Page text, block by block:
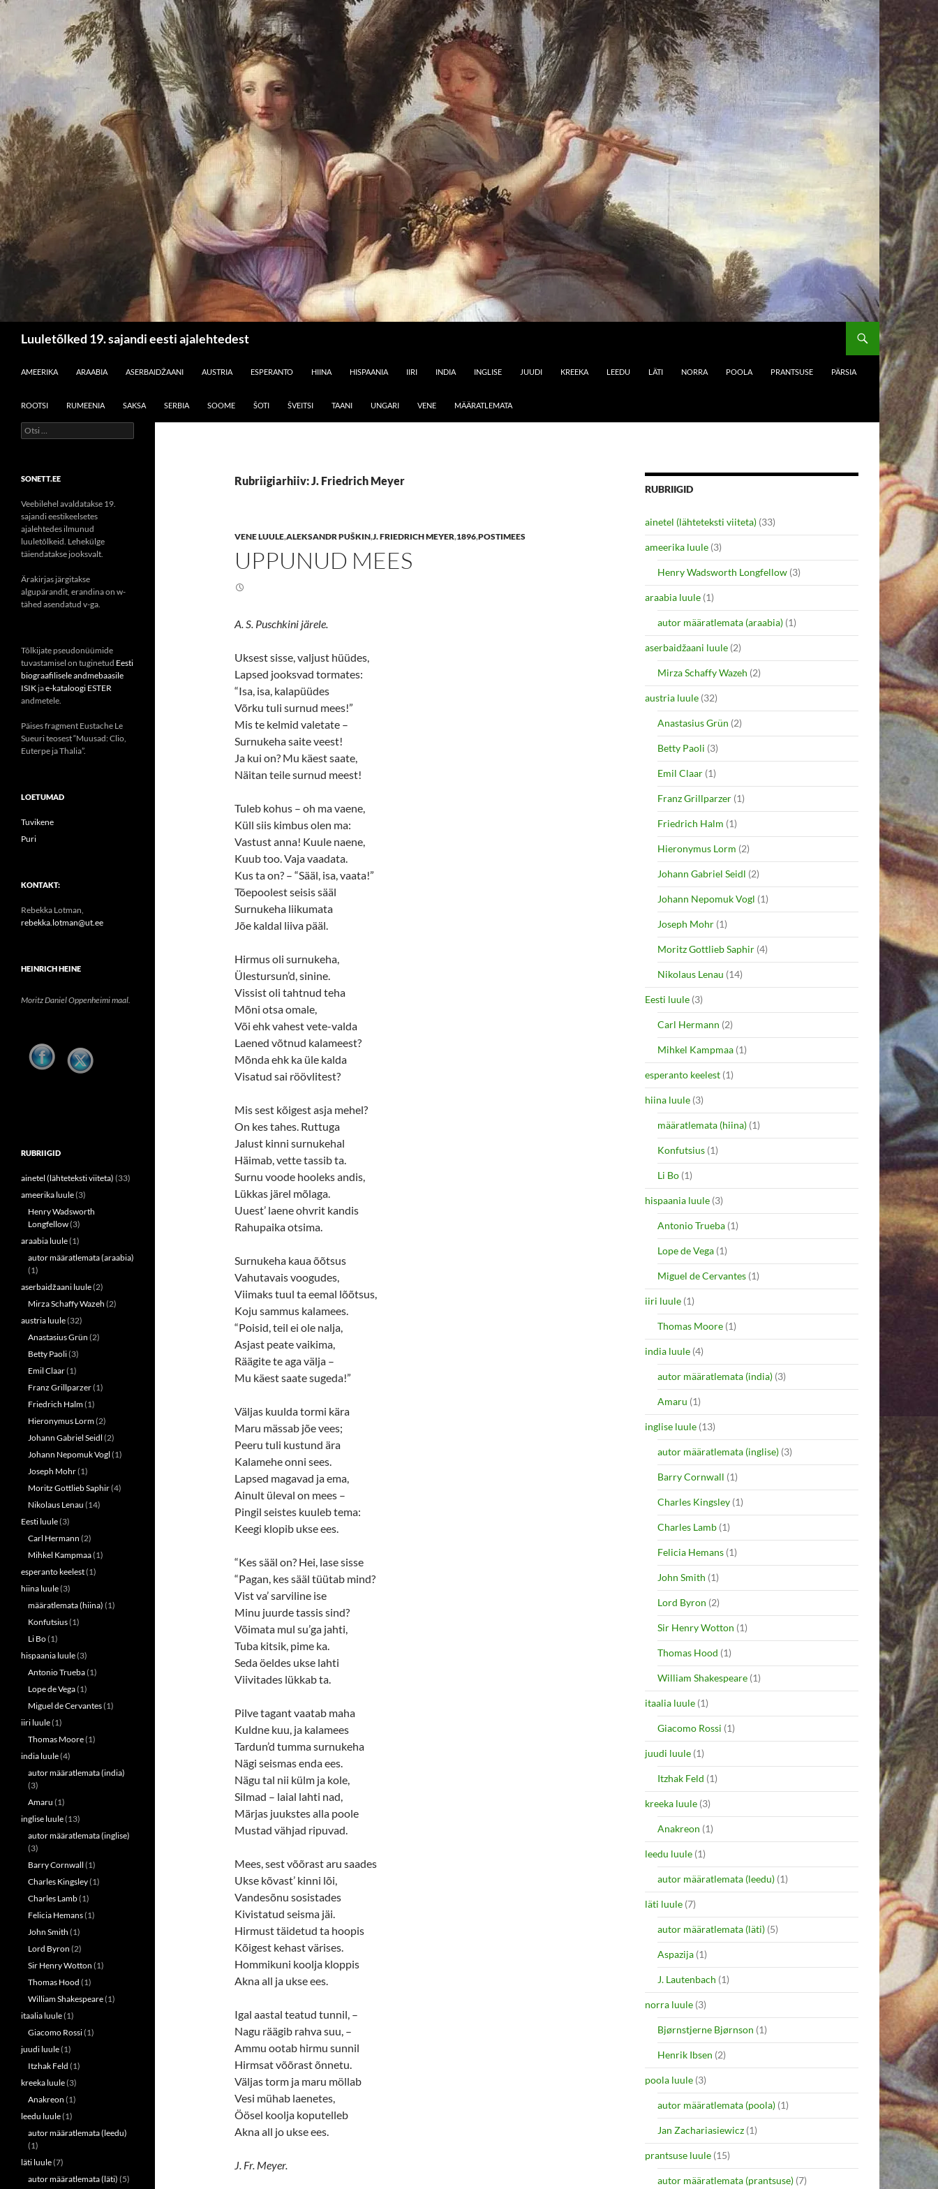
Luuletõlked 19. sajandi eesti ajalehtedest
AMEERIKA
ARAABIA ASERBAIDŽAANI AUSTRIA ESPERANTO HIINA HISPAANIA IIRI INDIA INGLISE JUUDI KREEKA LEEDU LÄTI NORRA POOLA PRANTSUSE PÄRSIA
ROOTSI RUMEENIA SAKSA SERBIA SOOME ŠOTI ŠVEITSI TAANI UNGARI VENE MÄÄRATLEMATA
Rubriigiarhiiv: J. Friedrich Meyer
VENE LUULE,ALEKSANDR PUŠKIN,J. FRIEDRICH MEYER,1896,POSTIMEES
UPPUNUD MEES
A. S. Puschkini järele.
Uksest sisse, valjust hüüdes,
Lapsed jooksvad tormates:
“Isa, isa, kalapüüdes
Võrku tuli surnud mees!”
Mis te kelmid valetate –
Surnukeha saite veest!
Ja kui on? Mu käest saate,
Näitan teile surnud meest!
Tuleb kohus – oh ma vaene,
Küll siis kimbus olen ma:
Vastust anna! Kuule naene,
Kuub too. Vaja vaadata.
Kus ta on? – “Sääl, isa, vaata!”
Tõepoolest seisis sääl
Surnukeha liikumata
Jõe kaldal liiva pääl.
Hirmus oli surnukeha,
Ülestursun’d, sinine.
Vissist oli tahtnud teha
Mõni otsa omale,
Või ehk vahest vete-valda
Laened võtnud kalameest?
Mõnda ehk ka üle kalda
Visatud sai röövlitest?
Mis sest kõigest asja mehel?
On kes tahes. Ruttuga
Jalust kinni surnukehal
Häimab, vette tassib ta.
Surnu voode hooleks andis,
Lükkas järel mõlaga.
Uuest’ laene ohvrit kandis
Rahupaika otsima.
Surnukeha kaua õõtsus
Vahutavais voogudes,
Viimaks tuul ta eemal lõõtsus,
Koju sammus kalamees.
“Poisid, teil ei ole nalja,
Asjast peate vaikima,
Räägite te aga välja –
Mu käest saate sugeda!”
Väljas kuulda tormi kära
Maru mässab jõe vees;
Peeru tuli kustund ära
Kalamehe onni sees.
Lapsed magavad ja ema,
Ainult üleval on mees –
Pingil seistes kuuleb tema:
Keegi klopib ukse ees.
“Kes sääl on? Hei, lase sisse
“Pagan, kes sääl tüütab mind?
Vist va’ sarviline ise
Minu juurde tassis sind?
Võimata mul su’ga jahti,
Tuba kitsik, pime ka.
Seda öeldes ukse lahti
Viivitades lükkab ta.
Pilve tagant vaatab maha
Kuldne kuu, ja kalamees
Tardun’d tumma surnukeha
Nägi seismas enda ees.
Nägu tal nii külm ja kole,
Silmad – laial lahti nad,
Märjas juukstes alla poole
Mustad vähjad ripuvad.
Mees, sest võõrast aru saades
Ukse kõvast’ kinni lõi,
Vandesõnu sosistades
Kivistatud seisma jäi.
Hirmust täidetud ta hoopis
Kõigest kehast värises.
Hommikuni koolja kloppis
Akna all ja ukse ees.
Igal aastal teatud tunnil, –
Nagu räägib rahva suu, –
Ammu ootab hirmu sunnil
Hirmsat võõrast õnnetu.
Väljas torm ja maru möllab
Vesi mühab laenetes,
Öösel koolja koputelleb
Akna all jo ukse ees.
J. Fr. Meyer.
RUBRIIGID
ainetel (lähteteksti viiteta) (33)
ameerika luule (3)
Henry Wadsworth Longfellow (3)
araabia luule (1)
autor määratlemata (araabia) (1)
aserbaidžaani luule (2)
Mirza Schaffy Wazeh (2)
austria luule (32)
Anastasius Grün (2)
Betty Paoli (3)
Emil Claar (1)
Franz Grillparzer (1)
Friedrich Halm (1)
Hieronymus Lorm (2)
Johann Gabriel Seidl (2)
Johann Nepomuk Vogl (1)
Joseph Mohr (1)
Moritz Gottlieb Saphir (4)
Nikolaus Lenau (14)
Eesti luule (3)
Carl Hermann (2)
Mihkel Kampmaa (1)
esperanto keelest (1)
hiina luule (3)
määratlemata (hiina) (1)
Konfutsius (1)
Li Bo (1)
hispaania luule (3)
Antonio Trueba (1)
Lope de Vega (1)
Miguel de Cervantes (1)
iiri luule (1)
Thomas Moore (1)
india luule (4)
autor määratlemata (india) (3)
Amaru (1)
inglise luule (13)
autor määratlemata (inglise) (3)
Barry Cornwall (1)
Charles Kingsley (1)
Charles Lamb (1)
Felicia Hemans (1)
John Smith (1)
Lord Byron (2)
Sir Henry Wotton (1)
Thomas Hood (1)
William Shakespeare (1)
itaalia luule (1)
Giacomo Rossi (1)
juudi luule (1)
Itzhak Feld (1)
kreeka luule (3)
Anakreon (1)
leedu luule (1)
autor määratlemata (leedu) (1)
läti luule (7)
autor määratlemata (läti) (5)
Aspazija (1)
J. Lautenbach (1)
norra luule (3)
Bjørnstjerne Bjørnson (1)
Henrik Ibsen (2)
poola luule (3)
autor määratlemata (poola) (1)
Jan Zachariasiewicz (1)
prantsuse luule (15)
autor määratlemata (prantsuse) (7)
Otsi:
SONETT.EE
Veebilehel avaldatakse 19.
sajandi eestikeelsetes
ajalehtedes ilmunud
luuletõlkeid. Lehekülge
täiendatakse jooksvalt.
Ärakirjas järgitakse
algupärandit, erandina on w-
tähed asendatud v-ga.
Tõlkijate pseudonüümide
tuvastamisel on tuginetud Eesti
biograafilisele andmebaasile
ISIK jae-kataloogi ESTER
andmetele.
Päises fragment Eustache Le
Sueuri teosest “Muusad: Clio,
Euterpe ja Thalia”.
LOETUMAD
Tuvikene
Puri
KONTAKT:
Rebekka Lotman,
rebekka.lotman@ut.ee
HEINRICH HEINE
Moritz Daniel Oppenheimi maal.
RUBRIIGID
ainetel (lähteteksti viiteta) (33)
ameerika luule(3)
Henry Wadsworth
Longfellow(3)
araabia luule(1)
autor määratlemata (araabia)
(1)
aserbaidžaani luule(2)
Mirza Schaffy Wazeh (2)
austria luule(32)
Anastasius Grün (2)
Betty Paoli(3)
Emil Claar(1)
Franz Grillparzer(1)
Friedrich Halm(1)
Hieronymus Lorm(2)
Johann Gabriel Seidl (2)
Johann Nepomuk Vogl (1)
Joseph Mohr(1)
Moritz Gottlieb Saphir(4)
Nikolaus Lenau (14)
Eesti luule(3)
Carl Hermann (2)
Mihkel Kampmaa(1)
esperanto keelest(1)
hiina luule(3)
määratlemata (hiina) (1)
Konfutsius(1)
Li Bo(1)
hispaania luule(3)
Antonio Trueba(1)
Lope de Vega(1)
Miguel de Cervantes(1)
iiri luule(1)
Thomas Moore(1)
india luule(4)
autor määratlemata (india)
(3)
Amaru (1)
inglise luule(13)
autor määratlemata (inglise)
(3)
Barry Cornwall (1)
Charles Kingsley(1)
Charles Lamb(1)
Felicia Hemans(1)
John Smith (1)
Lord Byron (2)
Sir Henry Wotton (1)
Thomas Hood (1)
William Shakespeare(1)
itaalia luule(1)
Giacomo Rossi(1)
juudi luule(1)
Itzhak Feld (1)
kreeka luule(3)
Anakreon (1)
leedu luule(1)
autor määratlemata (leedu)
(1)
läti luule(7)
autor määratlemata (läti) (5)